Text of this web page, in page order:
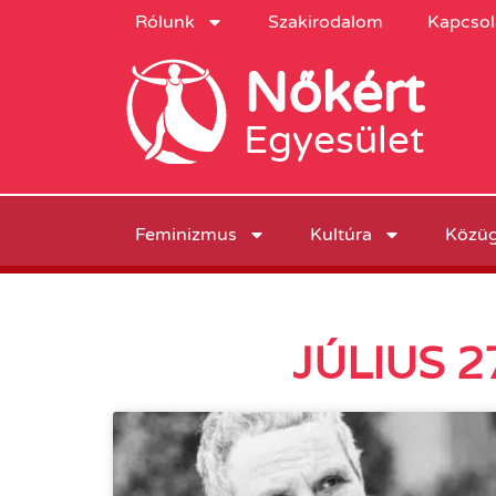
Rólunk Szakirodalom
Nőkért
Egyesület
Feminizmus Kultúra
JÚLIUS